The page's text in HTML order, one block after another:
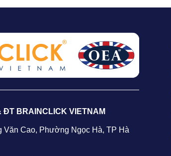
ĐT BRAINCLICK VIETNAM
Cao, Phường Ngọc Hà, TP Hà